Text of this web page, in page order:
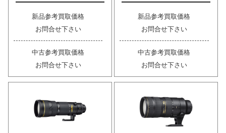
新品参考買取価格
お問合せ下さい
中古参考買取価格
お問合せ下さい
新品参考買取価格
お問合せ下さい
中古参考買取価格
お問合せ下さい